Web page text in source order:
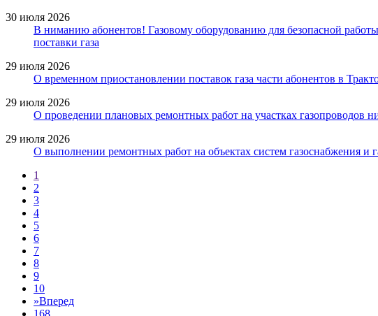
30 июля 2026
В ниманию абонентов! Газовому оборудованию для безопасной работы
поставки газа
29 июля 2026
О временном приостановлении поставок газа части абонентов в
29 июля 2026
О проведении плановых ремонтных работ на участках газопроводов
29 июля 2026
О выполнении ремонтных работ на объектах систем газоснабжения и
1
2
3
4
5
6
7
8
9
10
»Вперед
168